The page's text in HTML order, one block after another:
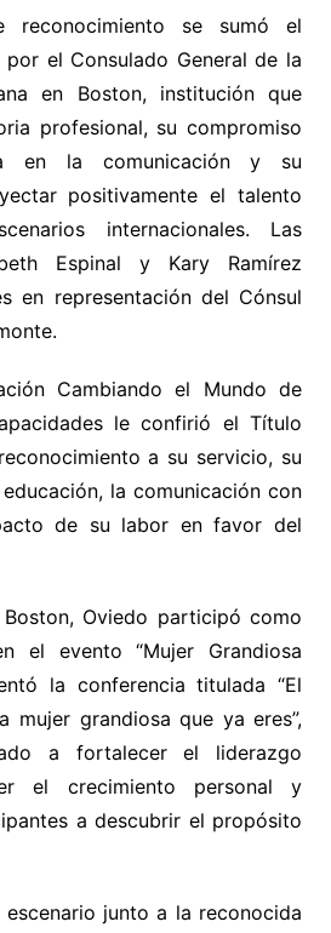
reconocimiento se sumó el
el Consulado General de la
en Boston, institución que
profesional, su compromiso
en la comunicación y su
positivamente el talento
internacionales. Las
Espinal y Kary Ramírez
en representación del Cónsul
Cambiando el Mundo de
le confirió el Título
a su servicio, su
la comunicación con
de su labor en favor del
Oviedo participó como
el evento “Mujer Grandiosa
la conferencia titulada “El
mujer grandiosa que ya eres”,
a fortalecer el liderazgo
el crecimiento personal y
a descubrir el propósito
junto a la reconocida